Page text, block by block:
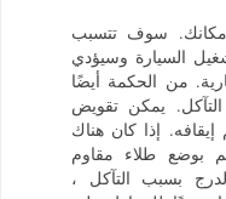
مكانك. سوف تتسبب
السيارة وسيؤدي
من الحكمة أيضًا
يمكن تقويض
إذا كان هناك
بوضع طلاء مقاوم
بسبب التآكل ،